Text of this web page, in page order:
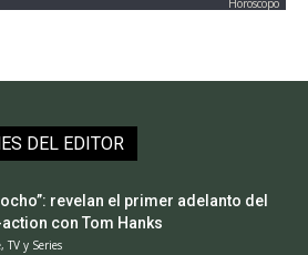
Horoscopo
DEL EDITOR
revelan el primer adelanto del
action con Tom Hanks
TV y Series